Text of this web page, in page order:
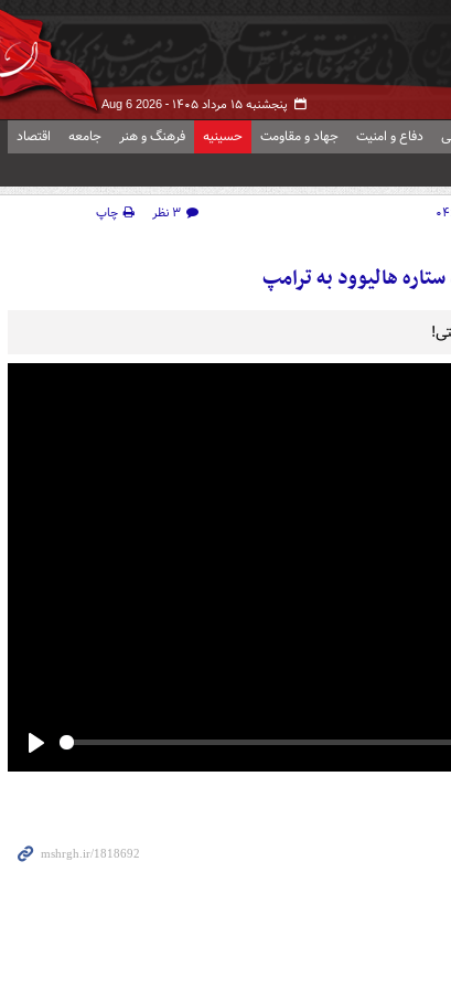
پنجشنبه ۱۵ مرداد ۱۴۰۵ - Aug 6 2026
دفاع و امنیت جهاد و مقاومت حسینیه فرهنگ و هنر جامعه اقتصاد
۳ نظر
چاپ
هالیوود به ترامپ